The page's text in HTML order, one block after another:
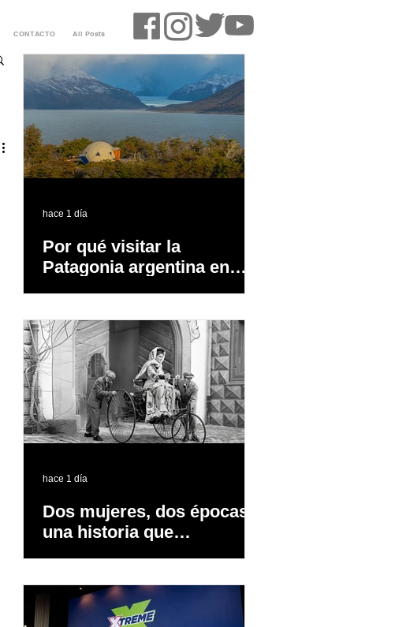
CONTACTO All Posts
Por qué visitar la
Patagonia argentina en
hace 1 día
Dos mujeres, dos épocas y
una historia que
hace 1 día